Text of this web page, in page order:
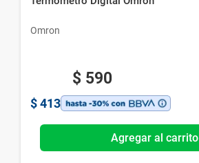
Omron
$ 590
$ 413
Agregar al carrito